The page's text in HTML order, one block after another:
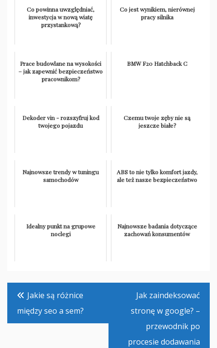
Co powinna uwzględniać,
inwestycja w nową wiatę
przystankową?
Co jest wynikiem, nierównej
pracy silnika
Prace budowlane na wysokości
– jak zapewnić bezpieczeństwo
pracownikom?
BMW F20 Hatchback C
Dekoder vin - rozszyfruj kod
twojego pojazdu
Czemu twoje zęby nie są
jeszcze białe?
Najnowsze trendy w tuningu
samochodów
ABS to nie tylko komfort jazdy,
ale też nasze bezpieczeństwo
Idealny punkt na grupowe
noclegi
Najnowsze badania dotyczące
zachowań konsumentów
Nawigacja
wpisu
Jakie są różnice
między seo a sem?
Jak zaindeksować
stronę w google? –
przewodnik po
procesie dodawania